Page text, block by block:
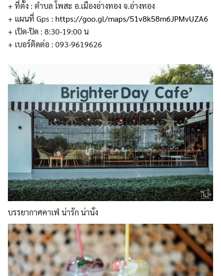
+ ที่ตั้ง : ตำบล โพสะ อ.เมืองอ่างทอง จ.อ่างทอง
+ แผนที่ Gps : https://goo.gl/maps/51v8k58m6JPMvUZA6
+ เปิด-ปิด : 8:30-19:00 น
+ เบอร์ติดต่อ : 093-9619626
บรรยากาศคาเฟ่ น่ารัก น่านั่ง